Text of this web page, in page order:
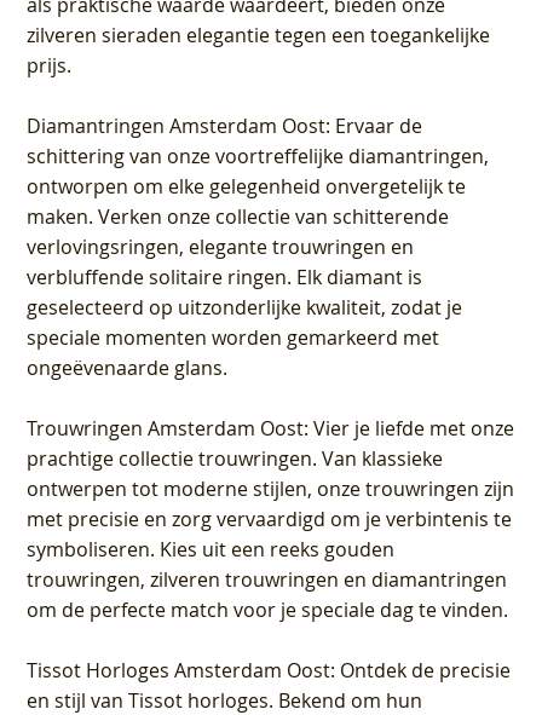
zilveren sieraden elegantie tegen een toegankelijke
prijs.
Diamantringen Amsterdam Oost: Ervaar de
schittering van onze voortreffelijke diamantringen,
ontworpen om elke gelegenheid onvergetelijk te
maken. Verken onze collectie van schitterende
verlovingsringen, elegante trouwringen en
verbluffende solitaire ringen. Elk diamant is
geselecteerd op uitzonderlijke kwaliteit, zodat je
speciale momenten worden gemarkeerd met
ongeëvenaarde glans.
Trouwringen Amsterdam Oost: Vier je liefde met onze
prachtige collectie trouwringen. Van klassieke
ontwerpen tot moderne stijlen, onze trouwringen zijn
met precisie en zorg vervaardigd om je verbintenis te
symboliseren. Kies uit een reeks gouden
trouwringen, zilveren trouwringen en diamantringen
om de perfecte match voor je speciale dag te vinden.
Tissot Horloges Amsterdam Oost: Ontdek de precisie
en stijl van Tissot horloges. Bekend om hun